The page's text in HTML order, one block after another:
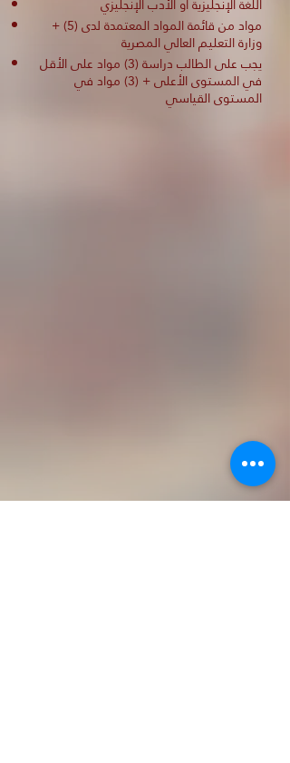
+ (5) مواد من قائمة المواد المعتمدة لدى
وزارة التعليم العالي المصرية
يجب على الطالب دراسة (3) مواد على الأقل
في المستوى الأعلى + (3) مواد في
المستوى القياسي